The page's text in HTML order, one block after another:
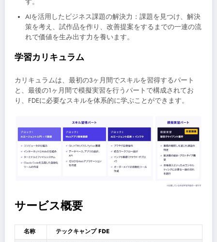
す。
AIを活用したビジネス課題の解決力：課題を見つけ、解決
策を考え、試作品を作り、改善提案をするまでの一連の流
れで価値を生み出す力を養います。
学習カリキュラム
カリキュラムは、最初の3ヶ月間でスキルを習得するパート
と、最後の1ヶ月間で模擬実習を行うパートで構成されてお
り、FDEに必要なスキルを体系的に学ぶことができます。
サービス概要
名称
テックキャンプ FDE